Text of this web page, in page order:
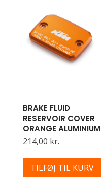
BRAKE FLUID
RESERVOIR COVER
ORANGE ALUMINIUM
214,00 kr.
TILFØJ TIL KURV